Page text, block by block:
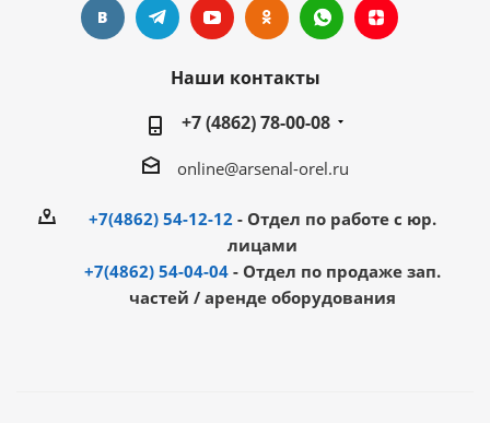
Наши контакты
+7 (4862) 78-00-08
online@arsenal-orel.ru
+7(4862) 54-12-12 - Отдел по работе с юр.
лицами
+7(4862) 54-04-04 - Отдел по продаже зап.
частей / аренде оборудования